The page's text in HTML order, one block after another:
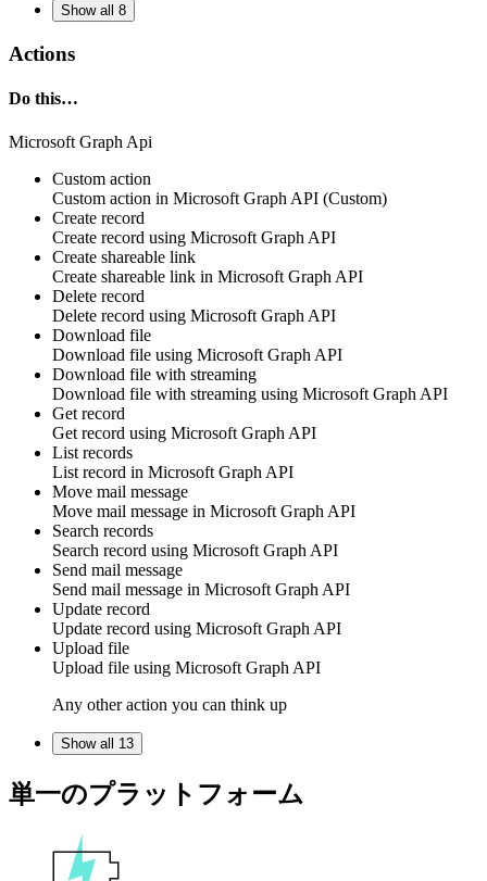
Show all 8
Actions
Do this…
Microsoft Graph Api
Custom action
Custom action in Microsoft Graph API (Custom)
Create record
Create record using Microsoft Graph API
Create shareable link
Create shareable link in Microsoft Graph API
Delete record
Delete record using Microsoft Graph API
Download file
Download file using Microsoft Graph API
Download file with streaming
Download file with streaming using Microsoft Graph API
Get record
Get record using Microsoft Graph API
List records
List record in Microsoft Graph API
Move mail message
Move mail message in Microsoft Graph API
Search records
Search record using Microsoft Graph API
Send mail message
Send mail message in Microsoft Graph API
Update record
Update record using Microsoft Graph API
Upload file
Upload file using Microsoft Graph API
Any other action you can think up
Show all 13
単一のプラットフォーム